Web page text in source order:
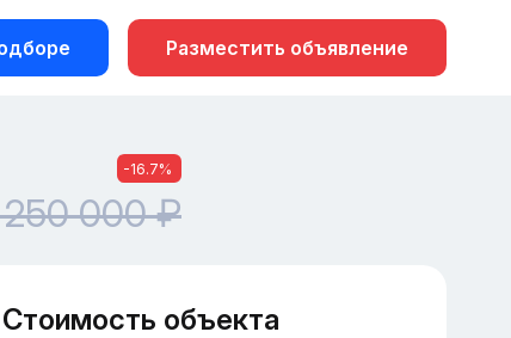
Разместить объявление
-16.7%
000 ₽
Стоимость объекта